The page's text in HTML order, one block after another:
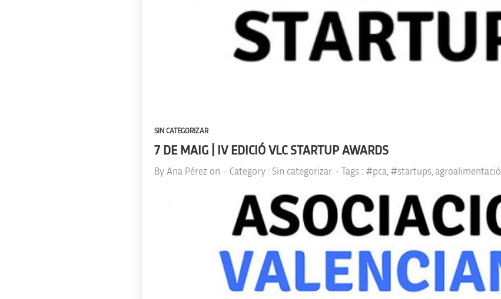
SIN CATEGORIZAR
7 DE MAIG | IV EDICIÓ VLC STARTUP AWARDS
By Ana Pérez on - Category : Sin categorizar - Tags : #pca #startups agroalimentació